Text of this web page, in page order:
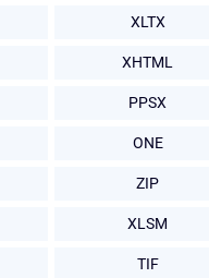
XLTX
XHTML
PPSX
ONE
ZIP
XLSM
TIF